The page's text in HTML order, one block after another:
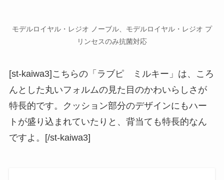
モデルロイヤル・レジオ ノーブル、モデルロイヤル・レジオ プ
リンセスのみ抗菌対応
[st-kaiwa3]こちらの「ラブピ ミルキー」は、ころ
んとした丸いフォルムの見た目のかわいらしさが
特長的です。クッション部分のデザインにもハー
トが盛り込まれていたりと、背当ても特長的なん
ですよ。[/st-kaiwa3]